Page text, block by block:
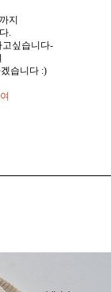
지
.
싶습니다-
습니다 :)